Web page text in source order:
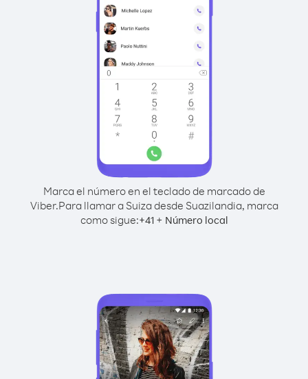
Marca el número en el teclado de marcado de
Viber.Para llamar a Suiza desde Suazilandia, marca
como sigue:+41+ Número local